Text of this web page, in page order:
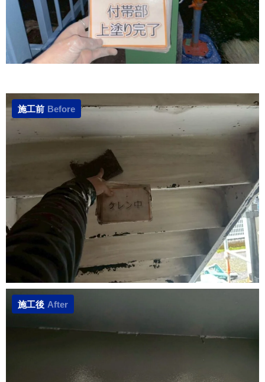
施工前 Before
施工後 After